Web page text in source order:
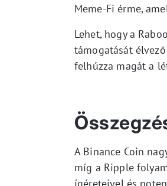
Meme-Fi érme,
Lehet, hogy a
támogatását
felhúzza magát a
A Binance Coin
míg a Ripple